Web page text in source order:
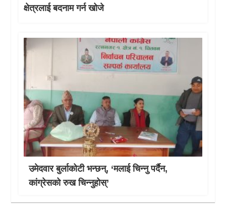
क्षेत्रलाई बदनाम गर्न खोजे
उमेदवार बुर्लाकोटी भन्छन्, ‘मलाई चिन्नु पर्दैन,
कांग्रेसको रुख चिन्नुहोस्’